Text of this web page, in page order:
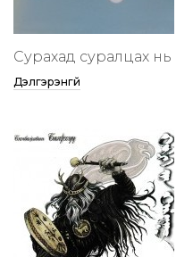
Сурахад суралцах нь
Дэлгэрэнгүй